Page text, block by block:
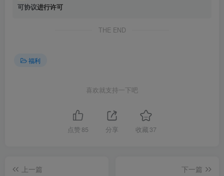
可协议进行许可
THE END
福利
喜欢就支持一下吧
点赞 85 分享 收藏 37
上一篇
下一篇